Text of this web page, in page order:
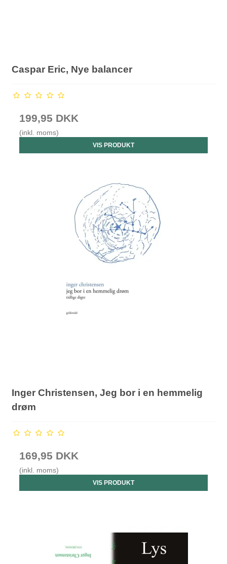
Caspar Eric, Nye balancer
199,95 DKK
(inkl. moms)
VIS PRODUKT
Inger Christensen, Jeg bor i en hemmelig
drøm
169,95 DKK
(inkl. moms)
VIS PRODUKT